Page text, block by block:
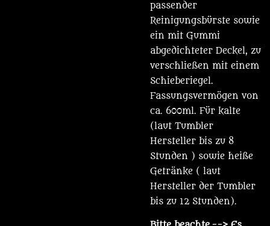
passender
Reinigungsbürste sowie
ein mit Gummi
abgedichteter Deckel, zu
verschließen mit einem
Schieberiegel.
Fassungsvermögen von
ca. 600ml. Für kalte
(laut Tumbler
Hersteller bis zu 8
Stunden ) sowie heiße
Getränke ( laut
Hersteller der Tumbler
bis zu 12 Stunden).